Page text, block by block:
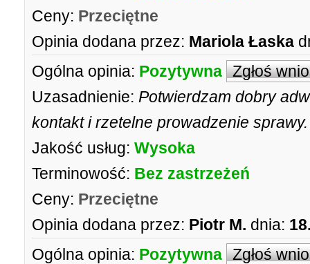
Ceny: Przeciętne
Opinia dodana przez: Mariola Łaska
Ogólna opinia: Pozytywna Zgłoś
Uzasadnienie: Potwierdzam dobry
kontakt i rzetelne prowadzenie
Jakość usług: Wysoka
Terminowość: Bez zastrzeżeń
Ceny: Przeciętne
Opinia dodana przez: Piotr M. dnia:
Ogólna opinia: Pozytywna Zgłoś